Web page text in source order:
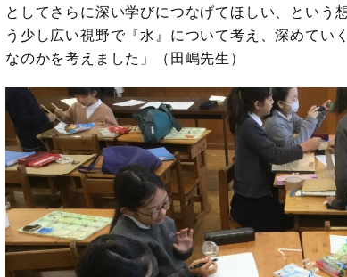
としてさらに深い学びにつなげてほしい、という
う少し広い視野で『水』について考え、深めてい
なのかを考えました」（田嶋先生）